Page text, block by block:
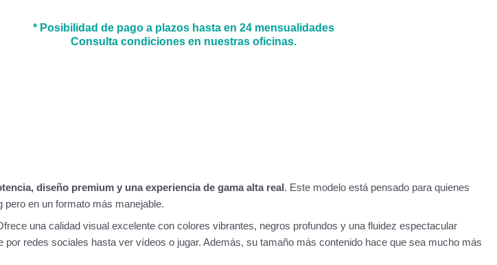
* Posibilidad de pago a plazos hasta en 24 mensualidades
Consulta condiciones en nuestras oficinas.
diseño premium y una experiencia de gama alta real. Este modelo está pensado para quienes
en un formato más manejable.
una calidad visual excelente con colores vibrantes, negros profundos y una fluidez espectacular
redes sociales hasta ver vídeos o jugar. Además, su tamaño más contenido hace que sea mucho más